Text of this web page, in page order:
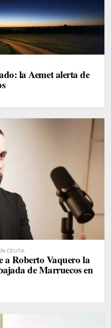
la Aemet alerta de
CEUTA
a Roberto Vaquero la
de Marruecos en